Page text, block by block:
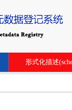
形式化描述